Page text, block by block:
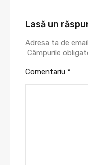
Lasă un
Adresa ta de
Câmpurile
Comentariu *